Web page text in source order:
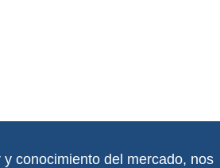
conocimiento del mercado, nos